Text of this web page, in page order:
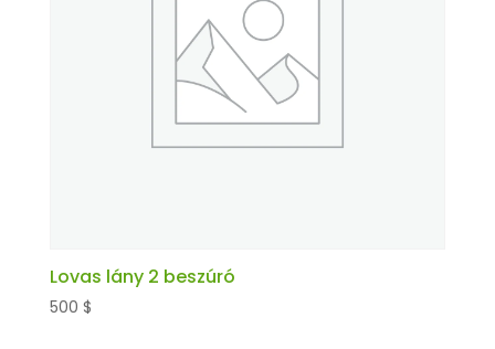
Lovas lány 2 beszúró
500 $